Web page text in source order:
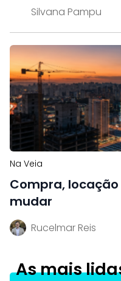
Silvana Pampu
Na Veia
Compra,
mudar
Rucelmar Reis
As mais